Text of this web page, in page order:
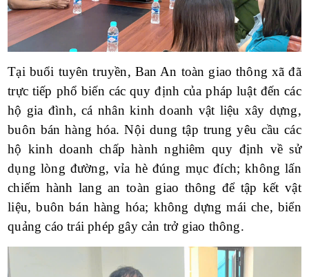
Tại buổi tuyên truyền, Ban An toàn giao thông xã đã
trực tiếp phổ biến các quy định của pháp luật đến các
hộ gia đình, cá nhân kinh doanh vật liệu xây dựng,
buôn bán hàng hóa. Nội dung tập trung yêu cầu các
hộ kinh doanh chấp hành nghiêm quy định về sử
dụng lòng đường, vỉa hè đúng mục đích; không lấn
chiếm hành lang an toàn giao thông để tập kết vật
liệu, buôn bán hàng hóa; không dựng mái che, biển
quảng cáo trái phép gây cản trở giao thông.